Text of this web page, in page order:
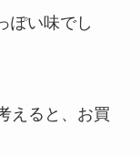
ぽい味でし
えると、お買